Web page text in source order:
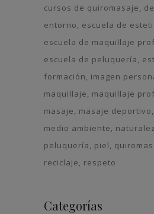
cursos de quiromasaje
entorno
escuela de
escuela de maquillaje
escuela de peluquería
formación
imagen
maquillaje
maquillaje
masaje
masaje deportivo
medio ambiente
peluquería
piel
reciclaje
respeto
Categorías